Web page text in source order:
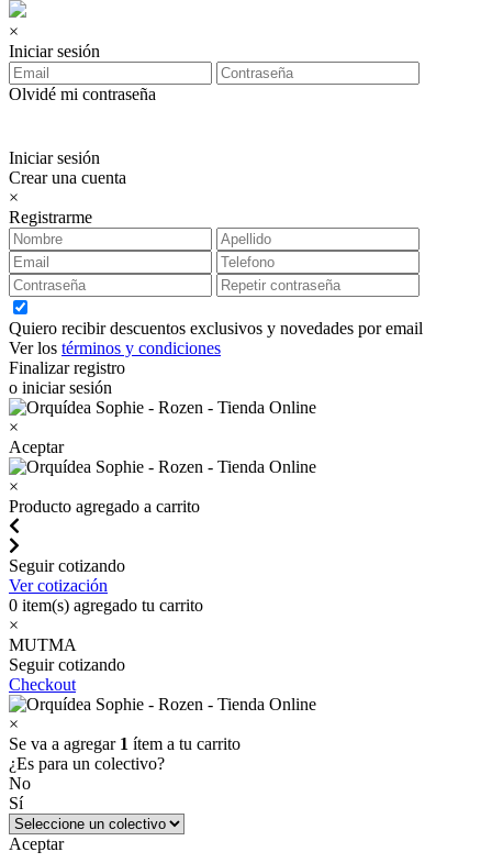
×
Iniciar sesión
Olvidé mi contraseña
Iniciar sesión
Crear una cuenta
×
Registrarme
Quiero recibir descuentos exclusivos y novedades por email
Ver los términos y condiciones
Finalizar registro
o iniciar sesión
×
Aceptar
×
Producto agregado a carrito
Seguir cotizando
Ver cotización
0 item(s) agregado tu carrito
×
MUTMA
Seguir cotizando
Checkout
×
Se va a agregar 1 ítem a tu carrito
¿Es para un colectivo?
No
Sí
Aceptar